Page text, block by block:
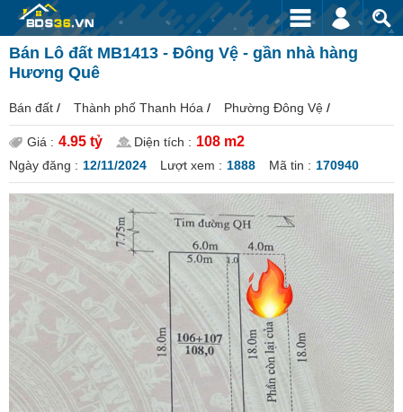
Bán Lô đất MB1413 - Đông Vệ - gần nhà hàng
Hương Quê
Bán đất / Thành phố Thanh Hóa / Phường Đông Vệ /
Giá : 4.95 tỷ Diện tích : 108 m2
Ngày đăng : 12/11/2024 Lượt xem : 1888 Mã tin : 170940